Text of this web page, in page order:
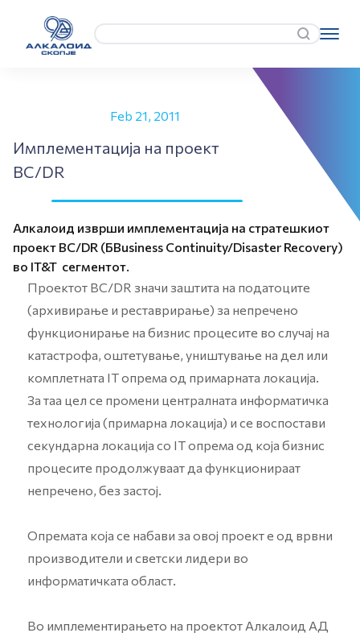
Feb 21, 2011
Имплементација на проект
BC/DR
Алкалоид изврши имплементација на стратешкиот
проект BC/DR (БBusiness Continuity/Disaster Recovery)
во IT&T сегментот.
Проектот BC/DR значи заштита на податоците
(архивирање и реставрирање) за непречено
функционирање на бизнис процесите во случај на
катастрофа, оштетување, уништување на дел или
комплетната IT опрема од примарната локација.
За таа цел се промени централната информатичка
технологија (примарна локација) и се воспостави
секундарна локација со IT опрема од која бизнис
процесите продолжуваат да функционираат
непречено, без застој.
Опремата која се набави за овој проект е од врвни
производители и светски лидери во
информатичката област.
Во имплементирањето на проектот Алкалоид АД